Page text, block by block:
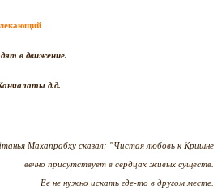
в движение.
д.д.
Махапрабху сказал: "Чистая любовь к Кришне
вечно присутствует в сердцах живых существ.
Ее не нужно искать где-то в другом месте.